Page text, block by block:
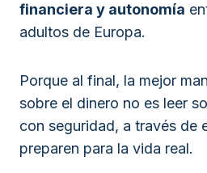
financiera y autonomía
adultos de Europa.
Porque al final, la mejor
sobre el dinero no es leer
con seguridad, a través de
preparen para la vida real.